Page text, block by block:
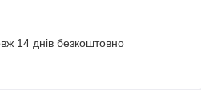
14 днів безкоштовно